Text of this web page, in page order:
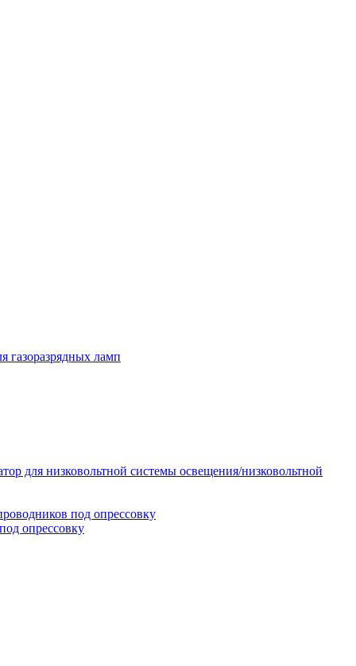
газоразрядных ламп
для низковольтной системы освещения/низковольтной
под опрессовку
опрессовку